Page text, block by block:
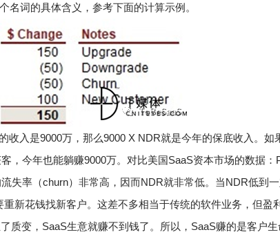
名词的具体含义，参考下面的计算示例。
收入是9000万，那么9000 X NDR就是今年的保底收入。 如
，今年也能躺赚9000万。 对比美国SaaS资本市场的数据：
失率（churn）非常高，因而NDR就非常低。 当NDR低到
新花钱找新客户。这差不多相当于传统的软件业务，但盈利
质变，SaaS生意就赚不到钱了。
所以，SaaS赚的是客户生